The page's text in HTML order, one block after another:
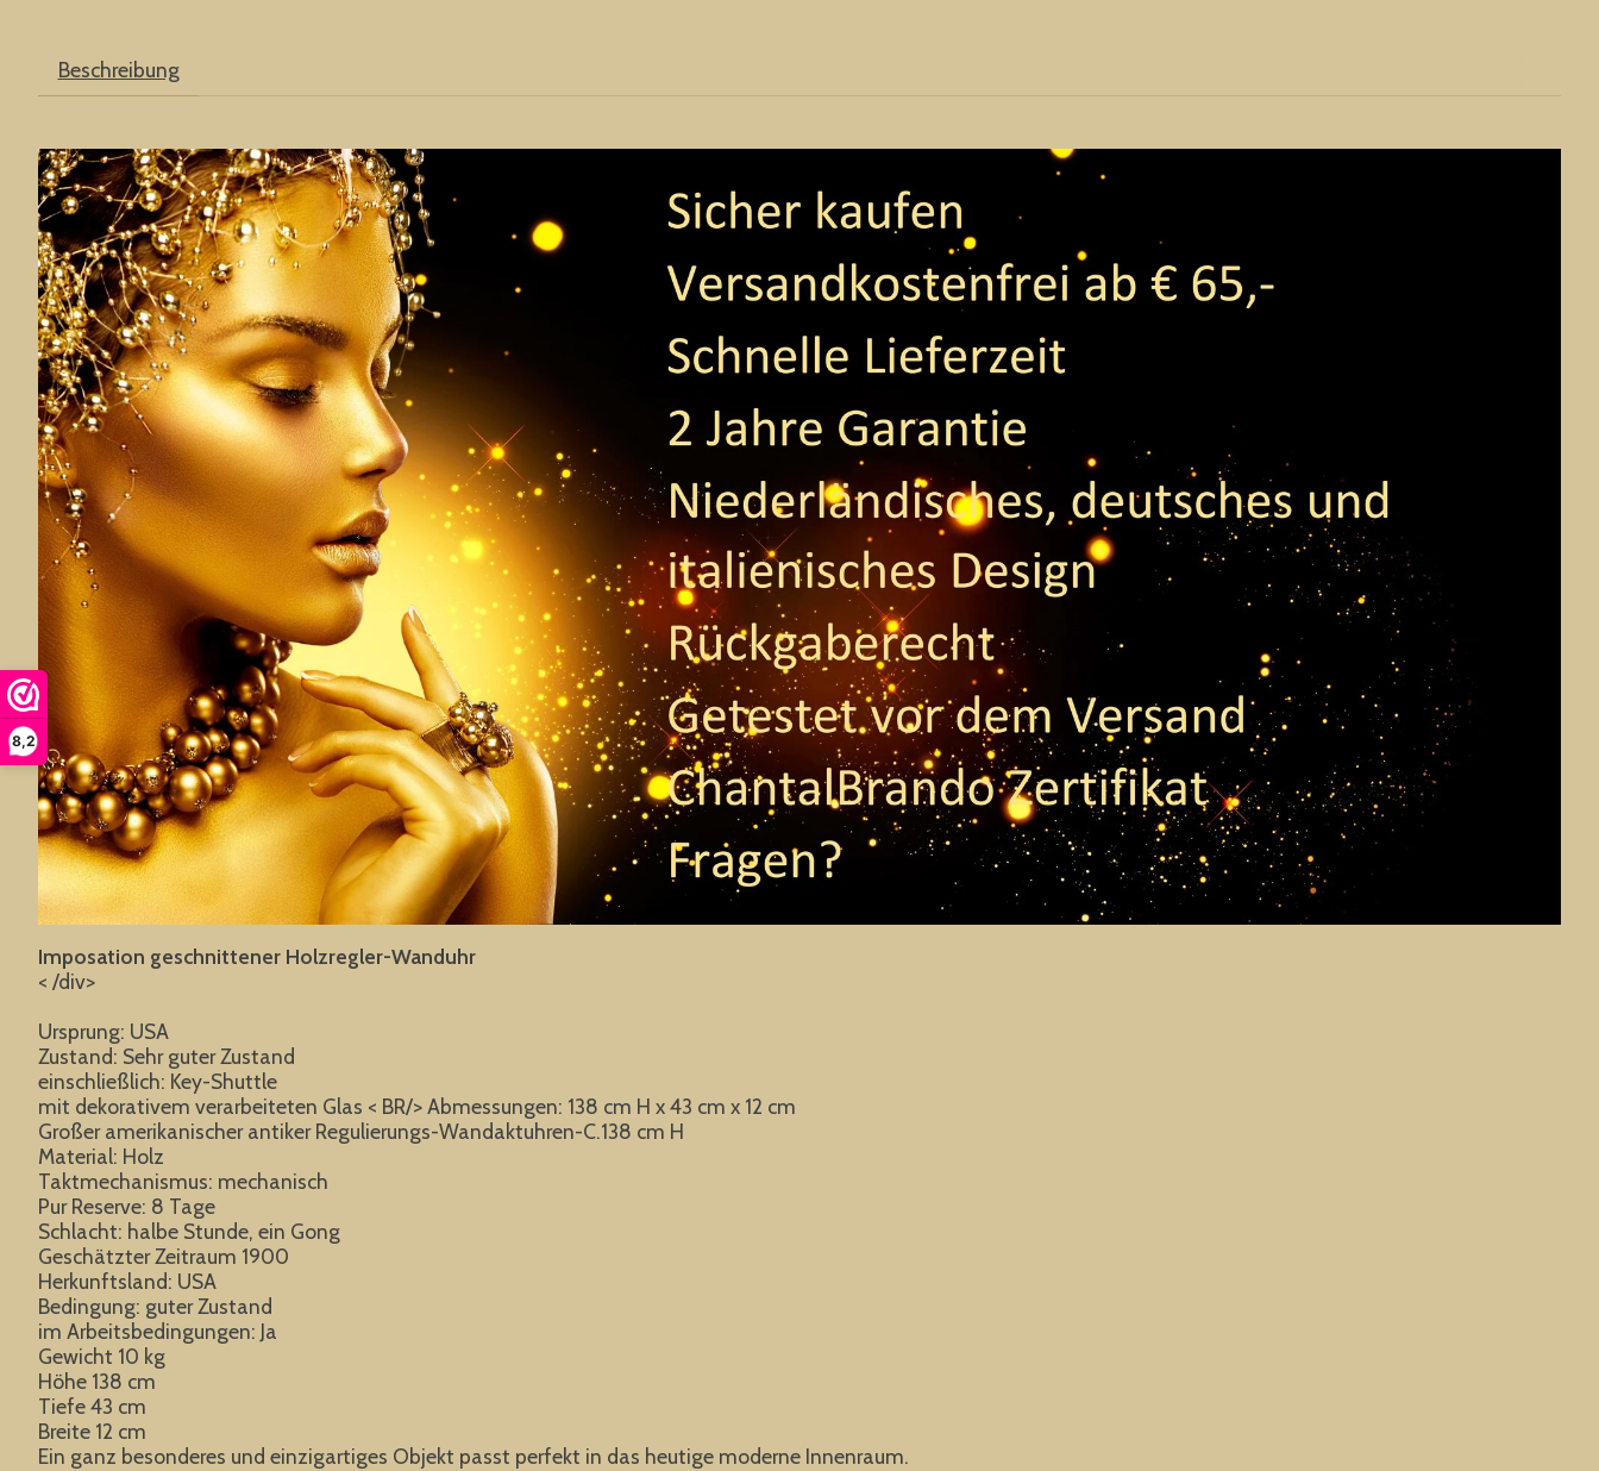
8,2
Beschreibung
Imposation geschnittener Holzregler-Wanduhr
< /div>
Ursprung: USA
Zustand: Sehr guter Zustand
einschließlich: Key-Shuttle
mit dekorativem verarbeiteten Glas < BR/> Abmessungen: 138 cm H x 43 cm x 12 cm
Großer amerikanischer antiker Regulierungs-Wandaktuhren-C.138 cm H
Material: Holz
Taktmechanismus: mechanisch
Pur Reserve: 8 Tage
Schlacht: halbe Stunde, ein Gong
Geschätzter Zeitraum 1900
Herkunftsland: USA
Bedingung: guter Zustand
im Arbeitsbedingungen: Ja
Gewicht 10 kg
Höhe 138 cm
Tiefe 43 cm
Breite 12 cm
Ein ganz besonderes und einzigartiges Objekt passt perfekt in das heutige moderne Innenraum.